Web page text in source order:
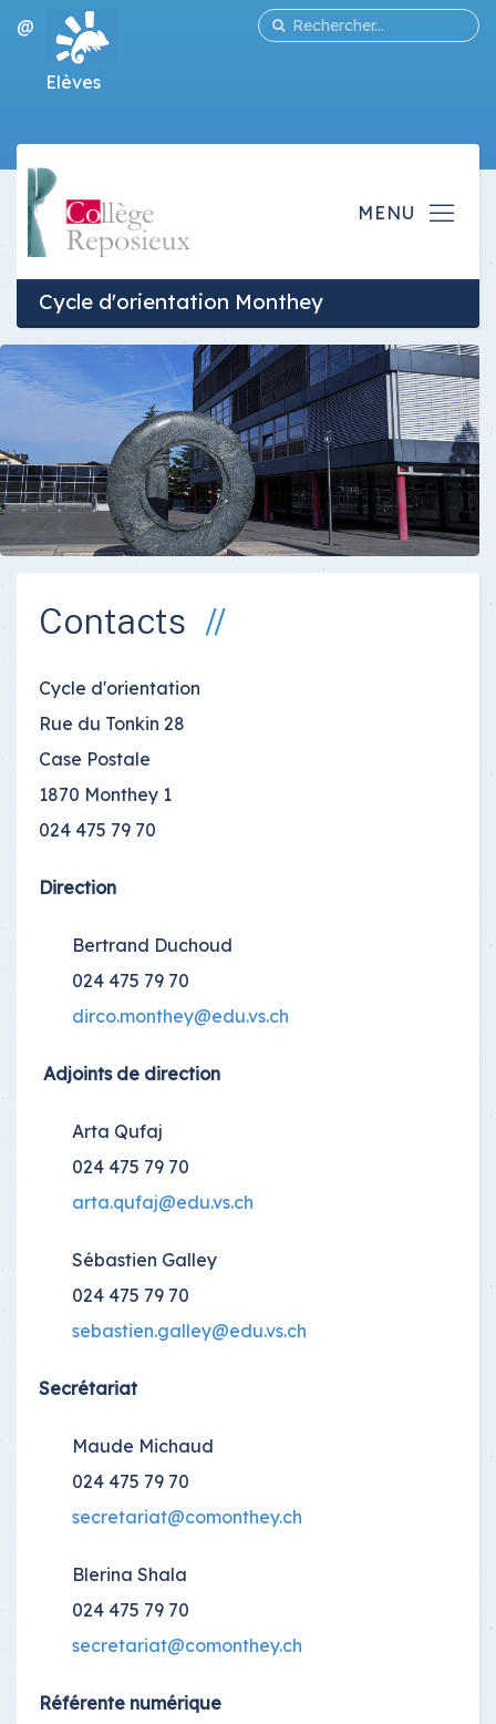
@
Elèves
Cycle d'orientation Monthey
Contacts
Cycle d'orientation
Rue du Tonkin 28
Case Postale
1870 Monthey 1
024 475 79 70
Direction
Bertrand Duchoud
024 475 79 70
dirco.monthey@edu.vs.ch
Adjoints de direction
Arta Qufaj
024 475 79 70
arta.qufaj@edu.vs.ch
Sébastien Galley
024 475 79 70
sebastien.galley@edu.vs.ch
Secrétariat
Maude Michaud
024 475 79 70
secretariat@comonthey.ch
Blerina Shala
024 475 79 70
secretariat@comonthey.ch
Référente numérique